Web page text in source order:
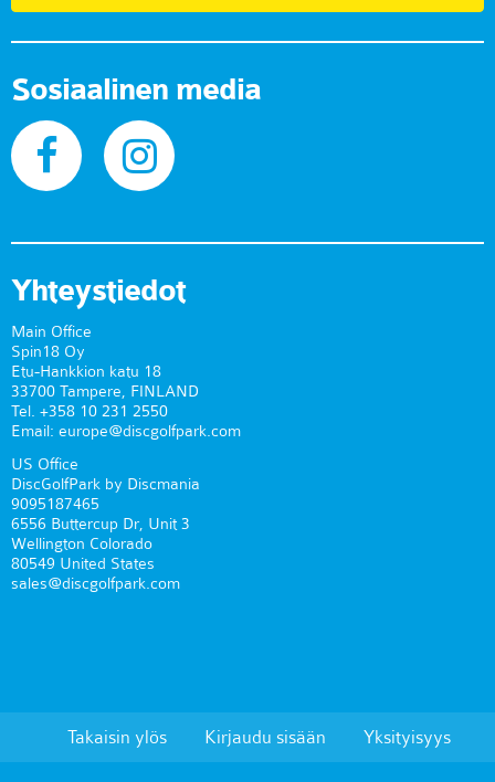
Sosiaalinen media
Yhteystiedot
Main Office
Spin18 Oy
Etu-Hankkion katu 18
33700 Tampere, FINLAND
Tel. +358 10 231 2550
Email: europe@discgolfpark.com
US Office
DiscGolfPark by Discmania
9095187465
6556 Buttercup Dr, Unit 3
Wellington Colorado
80549 United States
sales@discgolfpark.com
Takaisin ylös Kirjaudu sisään Yksityisyys